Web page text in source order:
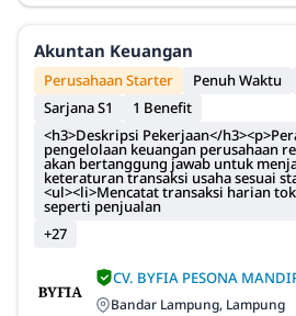
Akuntan Keuangan
Perusahaan Starter
Penuh Waktu
Sarjana S1
1 Benefit
<h3>Deskripsi Pekerjaan</
pengelolaan keuangan perusahaan
akan bertanggung jawab untuk
keteraturan transaksi usaha sesuai
<ul><li>Mencatat transaksi harian
seperti penjualan
+27
CV. BYFIA PESONA
Bandar Lampung, Lampung